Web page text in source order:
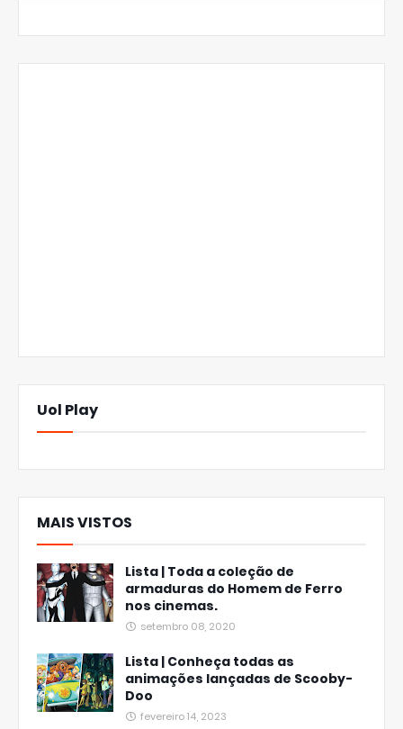
Uol Play
MAIS VISTOS
Lista | Toda a coleção de
armaduras do Homem de Ferro
nos cinemas.
setembro 08, 2020
Lista | Conheça todas as
animações lançadas de Scooby-
Doo
fevereiro 14, 2023